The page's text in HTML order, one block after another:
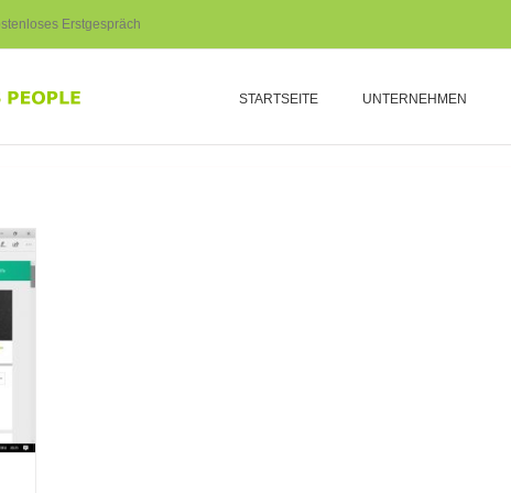
Erstgespräch
STARTSEITE UNTERNEHMEN